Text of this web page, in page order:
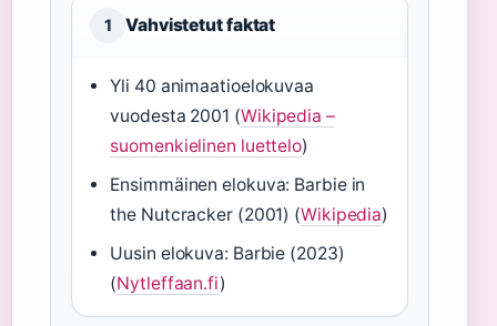
1 Vahvistetut faktat
Yli 40 animaatioelokuvaa
vuodesta 2001 (Wikipedia –
suomenkielinen luettelo)
Ensimmäinen elokuva: Barbie in
the Nutcracker (2001) (Wikipedia)
Uusin elokuva: Barbie (2023)
(Nytleffaan.fi)